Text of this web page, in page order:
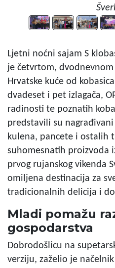
Ljetni noćni sajam S
je četvrtom,
Hrvatske kuće od
dvadeset i pet izlagača,
radinosti te poznatih
predstavili su
kulena, pancete i ostalih
suhomesnatih proizvoda
prvog rujanskog vikenda
omiljena destinacija za
tradicionalnih delicija i
Mladi pomažu
gospodarstva
Dobrodošlicu na
verziju, zaželio je